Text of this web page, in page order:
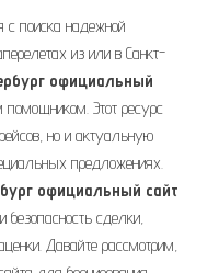
с поиска надежной
из или в Санкт-
официальный
Этот ресурс
но и актуальную
предложениях.
официальный сайт
безопасность сделки,
Давайте рассмотрим,